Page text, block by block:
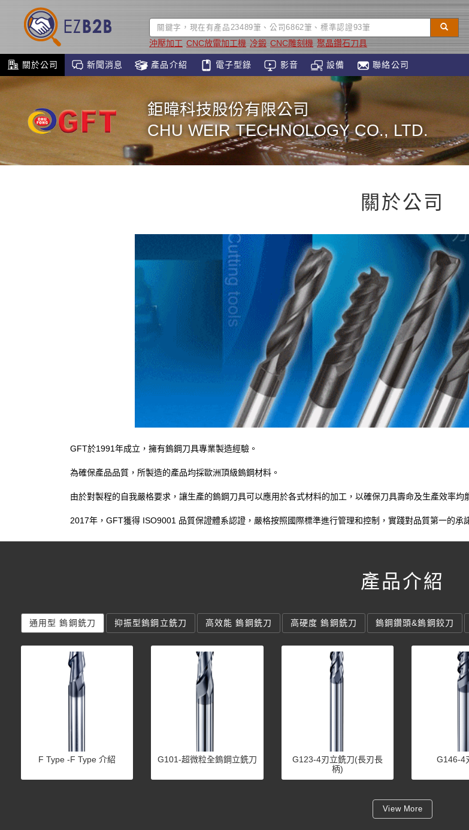
沖壓加工 CNC放電加工機 冷鍛 CNC雕刻機 聚晶鑽石刀具
關於公司 新聞消息 產品介紹 電子型錄 影音 設備 聯絡公司
鉅暐科技股份有限公司
CHU WEIR TECHNOLOGY CO., LTD.
關於公司
GFT於1991年成立，擁有鎢鋼刀具專業製造經驗。
為確保產品品質，所製造的產品均採歐洲頂級鎢鋼材料。
由於對製程的自我嚴格要求，讓生產的鎢鋼刀具可以應用於各式材料的加工，以確保刀具壽命及生產效率均
2017年，GFT獲得 ISO9001 品質保證體系認證，嚴格按照國際標準進行管理和控制，實踐對品質第一的承
產品介紹
通用型 鎢鋼銑刀 抑振型鎢鋼立銑刀 高效能 鎢鋼銑刀 高硬度 鎢鋼銑刀 鎢鋼鑽頭&鎢鋼鉸刀
F Type -F Type 介紹 G101-超微粒全鎢鋼立銑刀
G123-4刃立銑刀(長刃長
柄)
G146-4
View More